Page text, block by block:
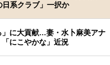
系クラブ」一択か
」に大貢献…妻・水卜麻美アナ
にこやかな」近況